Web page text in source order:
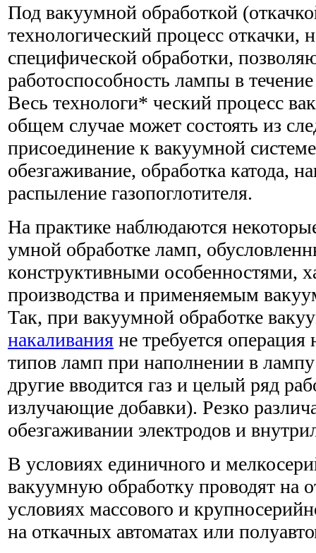
Под вакуумной обработкой
технологический процесс откачки,
специфической обработки,
работоспособность лампы в
Весь технологи* ческий процесс
общем случае может состоять из
присоединение к вакуумной
обезгаживание, обработка катода,
распыление газопоглотителя.
На практике наблюдаются
умной обработке ламп,
конструктивными особенностями,
производства и применяемым
Так, при вакуумной обработке
накаливания не требуется
типов ламп при наполнении в лампу
другие вводится газ и целый ряд
излучающие добавки). Резко
обезгаживании электродов и
В условиях единичного и
вакуумную обработку проводят на
условиях массового и
на откачных автоматах или